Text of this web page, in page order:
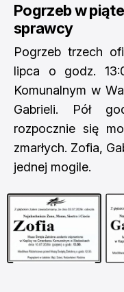
Pogrzeb w
sprawcy
Pogrzeb trzech
lipca o godz.
Komunalnym w
Gabrieli. Pół
rozpocznie się
zmarłych. Zofia,
jednej mogile.